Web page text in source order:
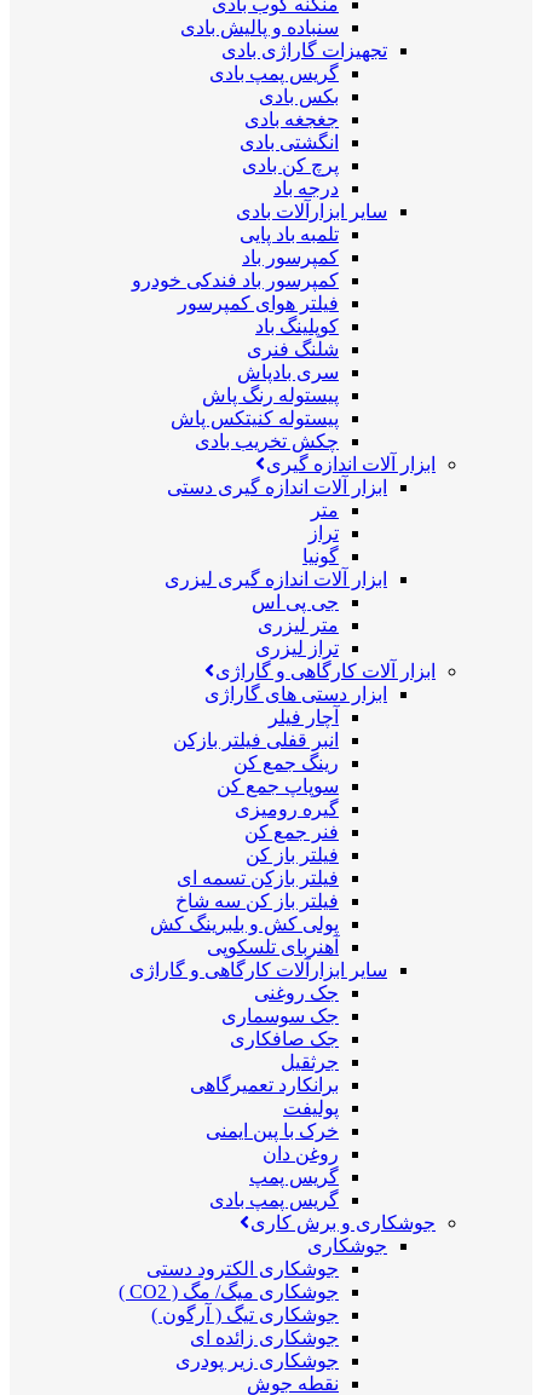
منگنه کوب بادی
سنباده و پالیش بادی
تجهیزات گاراژی بادی
گریس پمپ بادی
بکس بادی
جغجغه بادی
انگشتی بادی
پرچ کن بادی
درجه باد
سایر ابزارآلات بادی
تلمبه باد پایی
کمپرسور باد
کمپرسور باد فندکی خودرو
فیلتر هوای کمپرسور
کوپلینگ باد
شلنگ فنری
سری بادپاش
پیستوله رنگ پاش
پیستوله کنیتکس پاش
چکش تخریب بادی
ابزار آلات اندازه گیری
ابزار آلات اندازه گیری دستی
متر
تراز
گونیا
ابزار آلات اندازه گیری لیزری
جی پی اس
متر لیزری
تراز لیزری
ابزار آلات کارگاهی و گاراژی
ابزار دستی های گاراژی
آچار فیلر
انبر قفلی فیلتر بازکن
رینگ جمع کن
سوپاپ جمع کن
گیره رومیزی
فنر جمع کن
فیلتر باز کن
فیلتر بازکن تسمه ای
فیلتر باز کن سه شاخ
پولی کش و بلبرینگ کش
آهنربای تلسکوپی
سایر ابزارآلات کارگاهی و گاراژی
جک روغنی
جک سوسماری
جک صافکاری
جرثقیل
برانکارد تعمیرگاهی
پولیفت
خرک با پین ایمنی
روغن دان
گریس پمپ
گریس پمپ بادی
جوشکاری و برش کاری
جوشکاری
جوشکاری الکترود دستی
جوشکاری میگ/ مگ ( CO2 )
جوشکاری تیگ ( آرگون )
جوشکاری زائده ای
جوشکاری زیر پودری
نقطه جوش